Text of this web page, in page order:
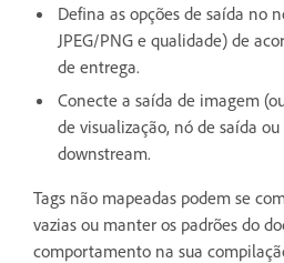
Defina as opções de saída no
JPEG/PNG e qualidade) de
de entrega.
Conecte a saída de imagem
de visualização, nó de saída
downstream.
Tags não mapeadas podem se
vazias ou manter os padrões do
comportamento na sua